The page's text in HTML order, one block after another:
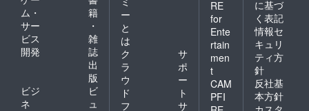
ム・
サー
ビス
開発
籍
・
雑
誌
出
版
ビジ
ネ
ビ
ュ
ー
と
は
ク
ラ
ウ
ド
フ
サ
ポ
ー
ト
サ
RE
for
Ente
rtain
men
t
CAM
PFI
に基づ
く表記
情報セ
キュリ
ティ方
針
反社基
本方針